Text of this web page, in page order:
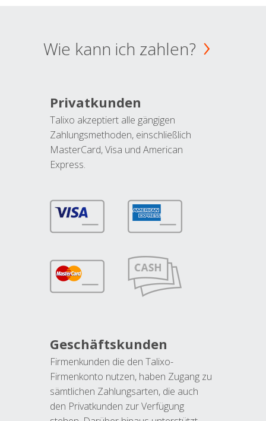
Wie kann ich zahlen?
Privatkunden
Talixo akzeptiert alle gängigen
Zahlungsmethoden, einschließlich
MasterCard, Visa und American
Express.
Geschäftskunden
Firmenkunden die den Talixo-
Firmenkonto nutzen, haben Zugang zu
sämtlichen Zahlungsarten, die auch
den Privatkunden zur Verfügung